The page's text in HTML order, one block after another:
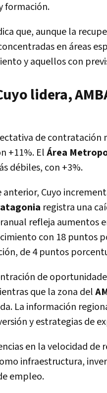
formación.
que, aunque la
en áreas
y aquellos con
lidera,
de contratación
+11%. ElÁrea
débiles, con +3%.
Cuyo
registra una
refleja aumentos
con 18 puntos
de 4 puntos
de
que la zona del
La información
y estrategias de
en la velocidad de
infraestructura,
empleo.